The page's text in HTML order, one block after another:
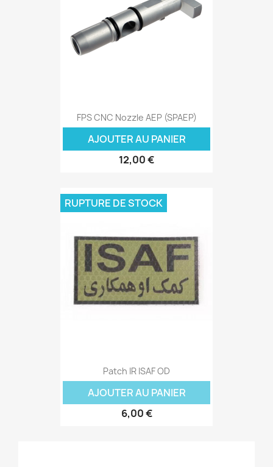
FPS CNC Nozzle AEP (SPAEP)
AJOUTER AU PANIER
12,00 €
Patch IR ISAF OD
AJOUTER AU PANIER
6,00 €
RUPTURE DE STOCK